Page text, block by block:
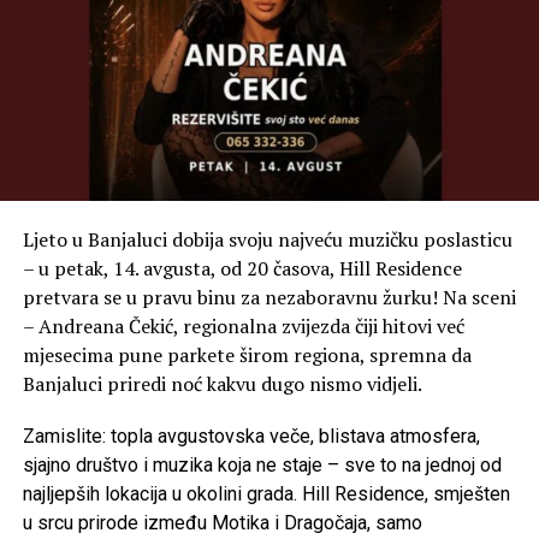
Ljeto u Banjaluci dobija svoju najveću muzičku poslasticu
– u petak, 14. avgusta, od 20 časova, Hill Residence
pretvara se u pravu binu za nezaboravnu žurku! Na sceni
– Andreana Čekić, regionalna zvijezda čiji hitovi već
mjesecima pune parkete širom regiona, spremna da
Banjaluci priredi noć kakvu dugo nismo vidjeli.
Zamislite: topla avgustovska veče, blistava atmosfera,
sjajno društvo i muzika koja ne staje – sve to na jednoj od
najljepših lokacija u okolini grada. Hill Residence, smješten
u srcu prirode između Motika i Dragočaja, samo